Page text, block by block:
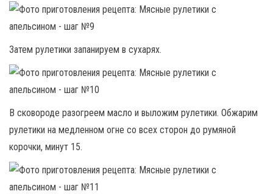
Затем рулетики запанируем в сухарях.
В сковороде разогреем масло и выложим рулетики. Обжарим
рулетики на медленном огне со всех сторон до румяной
корочки, минут 15.